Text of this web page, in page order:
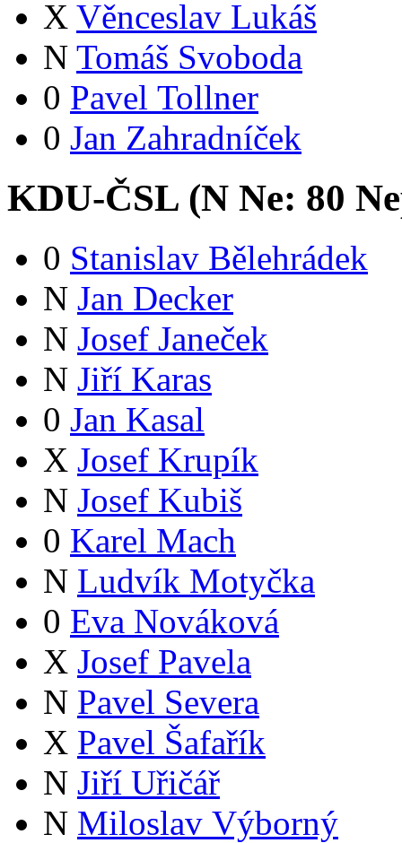
X Věnceslav Lukáš
N Tomáš Svoboda
0 Pavel Tollner
0 Jan Zahradníček
KDU-ČSL (N Ne: 80
0 Stanislav Bělehrádek
N Jan Decker
N Josef Janeček
N Jiří Karas
0 Jan Kasal
X Josef Krupík
N Josef Kubiš
0 Karel Mach
N Ludvík Motyčka
0 Eva Nováková
X Josef Pavela
N Pavel Severa
X Pavel Šafařík
N Jiří Uřičář
N Miloslav Výborný